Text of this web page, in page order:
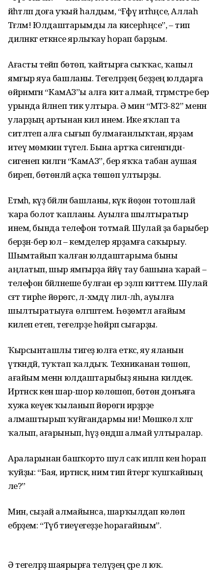
йәһәтләп доға уҡый һалдым, “Ғәфү итһәңсе, Аллаһ
Тәғәләм! Юлдаштарымды ла кисерһәңсе”, – тип
диләнкәгә еткәнсе ярлыҡау һорап барҙым.
Ағасты тейәп бөтөп, ҡайтырға сыҡҡас, ҡапыл
ямғыр яуа башланы. Тегеләрҙең беҙҙең юлдарға
өйрәнмәгән “КамАЗ”ы алға китә алмай, тәгәрмәстәре бер
урында әйләнеп тик ултыра. Ә мин “МТЗ-82” менән
уларҙың артынан килә инем. Ике яҡлап та
ситләтеп алға сығып булмағанлыҡтан, ярҙам
итеү мөмкин түгел. Бына артҡа сигенгәндән-
сигенеп килгән “КамАЗ”, бер яҡҡа табан аушая
биреп, бөтөнләй аҫҡа төшөп ултырҙы.
Етмәһә, күҙ бәйләнә башланы, күк йөҙөн тотошлай
ҡара болот ҡапланы. Ауылға шылтыратыр
инем, бында телефон тотмай. Шулай ҙа барыбер
берҙән-бер юл – кемделер ярҙамға саҡырыу.
Шымтайып ҡалған юлдаштарыма быны
аңлатып, шыр ямғырҙа йәйәү тау башына ҡарай –
телефон бәйләнеше булған ер эҙләп киттем. Шулай
сәғәт тирәһе йөрөгәс, әл-хәмдү лил-ләһ, ауылға
шылтыратыуға өлгәштем. Һөҙөмтәлә ағайым
килеп етеп, тегеләрҙе һөйрәп сығарҙы.
Ҡырсынташлы тигеҙ юлға еткәс, яу яланын
үткәндәй, туҡтап ҡалдыҡ. Техниканан төшөп,
ағайым менән юлдаштарыбыҙ янына килдек.
Иртәнсәк кенә шар-шор көлөшөп, бөтөн донъяға
хужа кеүек ҡыланып йөрөгән ирҙәрҙе
алмаштырып ҡуйғандармы ни! Мөшкөл хәлгә
ҡалып, ағарынып, һүҙ өндәшә алмай ултыралар.
Араларынан башҡорто шул саҡ ипләп кенә һорап
ҡуйҙы: “Бая, иртәнсәк, нимә тип әйтергә ҡушҡайның
әле?”
Мин, сыҙай алмайынса, шарҡылдап көлөп
ебәрҙем: “Тәүбә тиеүегеҙҙе һорағайным”.
Ә тегеләрҙә шаярырға теләүҙең әҫәре лә юҡ.